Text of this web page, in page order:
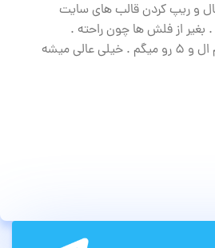
و ریپ کردن قالب های سایت
بغیر از فلش ها چون راحته .
مثلا نمونه های اچ تی ام ال و ۵ رو میگم . خیلی عالی میشه